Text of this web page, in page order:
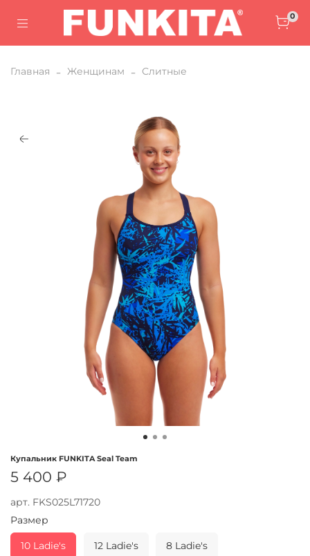
0
Главная Женщинам Слитные
арт. FKS025L71720
Купальник FUNKITA Seal Team
5 400 ₽
Размер
10 Ladie's 12 Ladie's 8 Ladie's